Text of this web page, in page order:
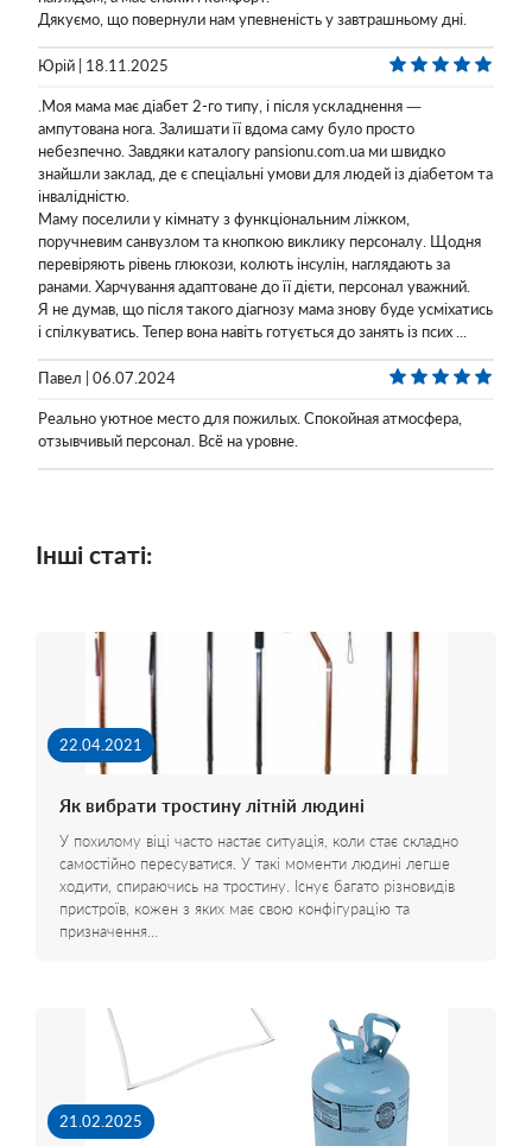
Дякуємо, що повернули нам упевненість у завтрашньому дні.
Юрій | 18.11.2025
.Моя мама має діабет 2-го типу, і після ускладнення —
ампутована нога. Залишати її вдома саму було просто
небезпечно. Завдяки каталогу pansionu.com.ua ми швидко
знайшли заклад, де є спеціальні умови для людей із діабетом та
інвалідністю.
Маму поселили у кімнату з функціональним ліжком,
поручневим санвузлом та кнопкою виклику персоналу. Щодня
перевіряють рівень глюкози, колють інсулін, наглядають за
ранами. Харчування адаптоване до її дієти, персонал уважний.
Я не думав, що після такого діагнозу мама знову буде усміхатись
і спілкуватись. Тепер вона навіть готується до занять із псих ...
Павел | 06.07.2024
Реально уютное место для пожилых. Спокойная атмосфера,
отзывчивый персонал. Всё на уровне.
Інші статі:
22.04.2021
Як вибрати тростину літній людині
У похилому віці часто настає ситуація, коли стає складно
самостійно пересуватися. У такі моменти людині легше
ходити, спираючись на тростину. Існує багато різновидів
пристроїв, кожен з яких має свою конфігурацію та
призначення…
21.02.2025